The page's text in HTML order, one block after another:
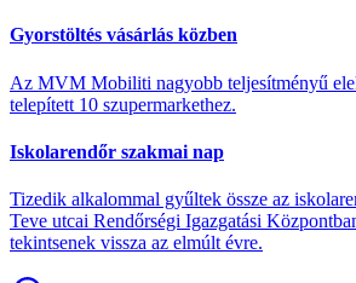
Gyorstöltés vásárlás közben
Az MVM Mobiliti nagyobb teljesítményű
telepített 10 szupermarkethez.
Iskolarendőr szakmai nap
Tizedik alkalommal gyűltek össze az
Teve utcai Rendőrségi Igazgatási
tekintsenek vissza az elmúlt évre.